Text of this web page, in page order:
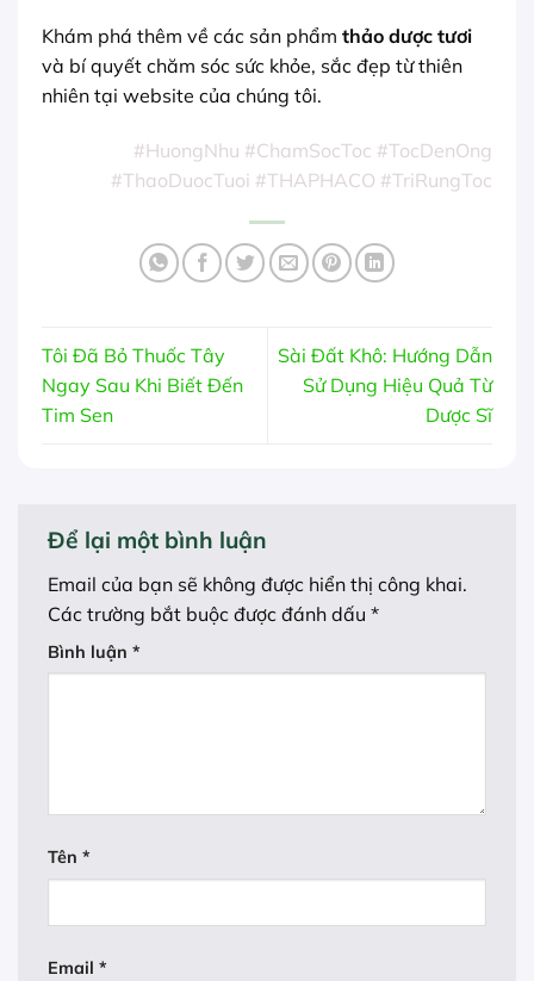
Khám phá thêm về các sản phẩm thảo dược tươi
và bí quyết chăm sóc sức khỏe, sắc đẹp từ thiên
nhiên tại website của chúng tôi.
#HuongNhu #ChamSocToc #TocDenOng
#ThaoDuocTuoi #THAPHACO #TriRungToc
Tôi Đã Bỏ Thuốc Tây
Ngay Sau Khi Biết Đến
Tim Sen
Sài Đất Khô: Hướng Dẫn
Sử Dụng Hiệu Quả Từ
Dược Sĩ
Để lại một bình luận
Email của bạn sẽ không được hiển thị công khai.
Các trường bắt buộc được đánh dấu *
Bình luận *
Tên *
Email *